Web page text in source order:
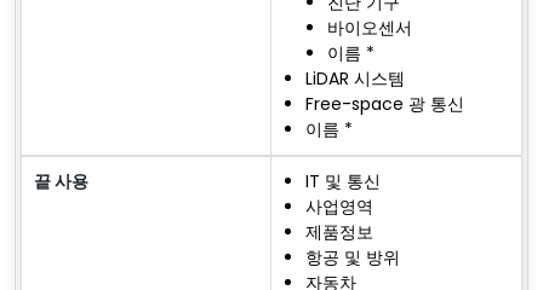
바이오센서
이름 *
LiDAR 시스템
Free-space 광 통신
이름 *
끝 사용
IT 및 통신
사업영역
제품정보
항공 및 방위
자동차